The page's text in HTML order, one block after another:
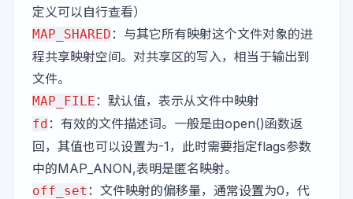
定义可以自行查看）
MAP_SHARED：与其它所有映射这个文件对象的进
程共享映射空间。对共享区的写入，相当于输出到
文件。
MAP_FILE：默认值，表示从文件中映射
fd：有效的文件描述词。一般是由open()函数返
回，其值也可以设置为-1，此时需要指定flags参数
中的MAP_ANON,表明是匿名映射。
off_set ：文件映射的偏移量，通常设置为0，代